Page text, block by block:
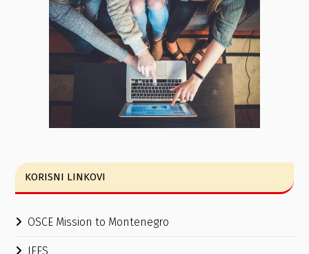
KORISNI LINKOVI
OSCE Mission to Montenegro
IFES